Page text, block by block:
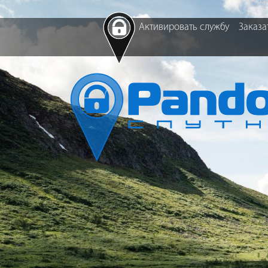
ОХРАНА
Центр
реагирования
Сотрудничество с
полицией
Активная охрана
Удаленная
блокировка
Акустическая
пеленгация
Комплект Pandora-
СПУТНИК
Защита от
PANDORA ASSISTANCE
Помощь на дороге
Вызов эвакуатора
Вызов экстренных
служб
Помощь при ДТП
Аварийный
комиссар
Вызов такси на
место ДТП
Активировать службу